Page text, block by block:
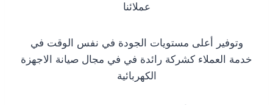
عملائنا
وتوفير أعلى مستويات الجودة في نفس الوقت في
خدمة العملاء كشركة رائدة في في مجال صيانة الاجهزة
الكهربائية